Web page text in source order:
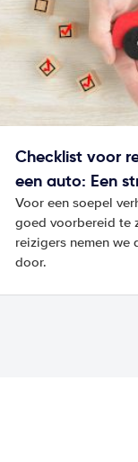
Checklist voor
een auto: Een
Voor een soepel
goed voorbereid te
reizigers nemen we
door.